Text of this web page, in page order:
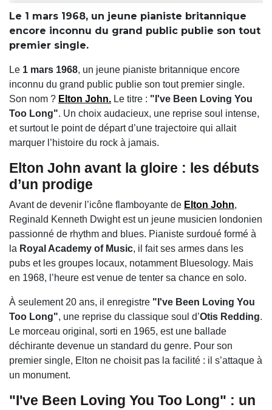
Le 1 mars 1968, un jeune pianiste britannique
encore inconnu du grand public publie son tout
premier single.
Le 1 mars 1968, un jeune pianiste britannique encore
inconnu du grand public publie son tout premier single.
Son nom ? Elton John. Le titre : "I've Been Loving You
Too Long". Un choix audacieux, une reprise soul intense,
et surtout le point de départ d’une trajectoire qui allait
marquer l’histoire du rock à jamais.
Elton John avant la gloire : les débuts
d’un prodige
Avant de devenir l’icône flamboyante de Elton John,
Reginald Kenneth Dwight est un jeune musicien londonien
passionné de rhythm and blues. Pianiste surdoué formé à
la Royal Academy of Music, il fait ses armes dans les
pubs et les groupes locaux, notamment Bluesology. Mais
en 1968, l’heure est venue de tenter sa chance en solo.
À seulement 20 ans, il enregistre "I've Been Loving You
Too Long", une reprise du classique soul d’Otis Redding.
Le morceau original, sorti en 1965, est une ballade
déchirante devenue un standard du genre. Pour son
premier single, Elton ne choisit pas la facilité : il s’attaque à
un monument.
"I've Been Loving You Too Long" : un